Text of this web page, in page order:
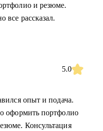
и резюме.
все рассказал.
5.0
опыт и подача.
оформить портфолио
Консультация